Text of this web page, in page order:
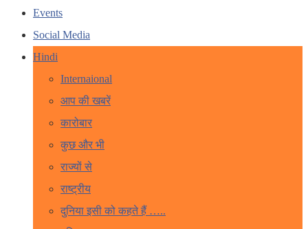
Events
Social Media
Hindi
Internaional
आप की खबरें
कारोबार
कुछ और भी
राज्यों से
राष्ट्रीय
दुनिया इसी को कहते हैं …..